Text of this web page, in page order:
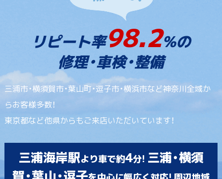
リピート率98.2%の
修理・車検・整備
三浦市・横須賀市・葉山町・逗子市・横浜市など神奈川全域か
らお客様多数！
東京都など他県からもご来店いただいています！
三浦海岸駅より車で約4分! 三浦・横須
賀・葉山・逗子